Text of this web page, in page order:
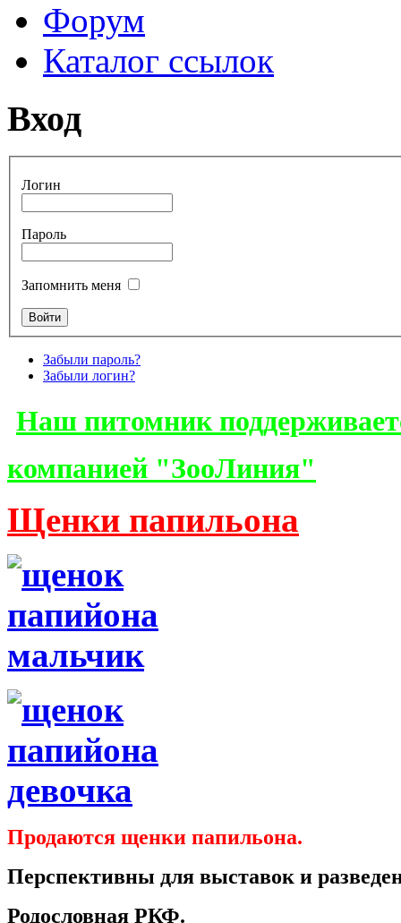
Форум
Каталог ссылок
Вход
Логин
Пароль
Запомнить меня
Забыли пароль?
Забыли логин?
Наш питомник
компанией "ЗооЛиния"
Щенки папильона
Продаются щенки папильона.
Перспективны для выставок и
Родословная РКФ.